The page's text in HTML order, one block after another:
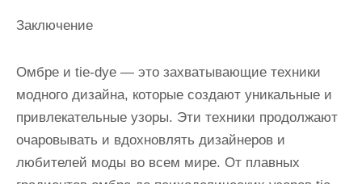
Заключение
Омбре и tie-dye — это захватывающие техники
модного дизайна, которые создают уникальные и
привлекательные узоры. Эти техники продолжают
очаровывать и вдохновлять дизайнеров и
любителей моды во всем мире. От плавных